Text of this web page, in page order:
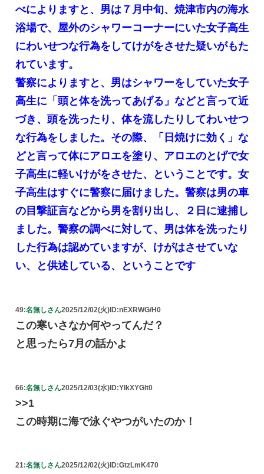
べによりますと、男は７月中旬、焼津市内の海水
浴場で、屋外のシャワーコーナーにいた女子高生
にわいせつな行為をしてけがをさせた疑いがもた
れています。
警察によりますと、男はシャワーをしていた女子
高生に「頭と体を洗ってあげる」などと言って近
づき、頭を洗ったり、体を流したりしてわいせつ
な行為をしました。その際、「日焼けに効く」な
どと言って体にアロエを塗り、アロエのとげで女
子高生に軽いけがをさせた、ということです。女
子高生はすぐに警察に届けました。警察は男の車
の目撃証言などから男を割り出し、２日に逮捕し
ました。警察の調べに対して、男は体を洗ったり
した行為は認めていますが、けがはさせていな
い、と供述している、ということです
49:名無しさん2025/12/02(火)ID:nEXRWG/H0
この寒いさなか何やってんだ？
と思ったら7月の話かよ
66:名無しさん2025/12/03(水)ID:YIkXYGlt0
>>1
この時期に海で泳ぐやつがいたのか！
21:名無しさん2025/12/02(火) ID:GtzLmK470